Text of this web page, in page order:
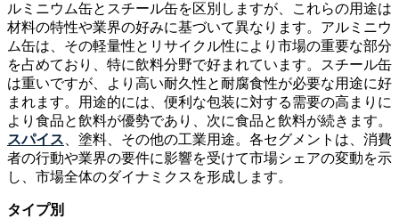
ルミニウム缶とスチール缶を区別しますが、これらの用途は
材料の特性や業界の好みに基づいて異なります。アルミニウ
ム缶は、その軽量性とリサイクル性により市場の重要な部分
を占めており、特に飲料分野で好まれています。スチール缶
は重いですが、より高い耐久性と耐腐食性が必要な用途に好
まれます。用途的には、便利な包装に対する需要の高まりに
より食品と飲料が優勢であり、次に食品と飲料が続きます。
スパイス 、塗料、その他の工業用途。各セグメントは、消費
者の行動や業界の要件に影響を受けて市場シェアの変動を示
し、市場全体のダイナミクスを形成します。
タイプ別